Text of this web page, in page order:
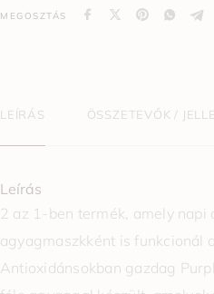
MEGOSZTÁS
LEÍRÁS ÖSSZETEVŐK /
Leírás
2 az 1-ben termék, amely
agyagmaszkként is funkcionál
Antioxidánsokban gazdag